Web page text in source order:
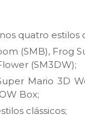
nos quatro estilos
(SMB), Frog
(SM3DW);
Mario 3D
Box;
clássicos;